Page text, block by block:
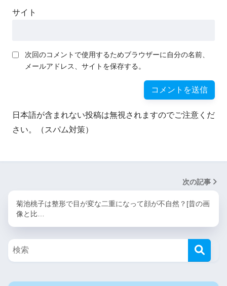
サイト
次回のコメントで使用するためブラウザーに自分の名前、
メールアドレス、サイトを保存する。
日本語が含まれない投稿は無視されますのでご注意くだ
さい。（スパム対策）
次の記事
菊池桃子は整形で目が変な二重になって顔が不自然？[昔の画
像と比…